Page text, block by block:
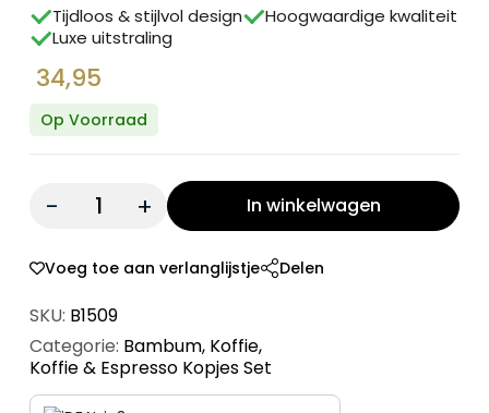
Tijdloos & stijlvol design
Hoogwaardige kwaliteit
Luxe uitstraling
34,95
Op Voorraad
Quantity: In winkelwagen
Voeg toe aan verlanglijstje Delen
SKU: B1509
Categorie: Bambum, Koffie,
Koffie & Espresso Kopjes Set